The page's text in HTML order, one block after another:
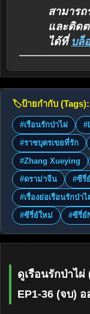
สามาร
และติดต
ได้ที่ บล็
🏷️ป้ายกำกับ (Tags):
#เรือนรักป่าไผ่
#ราชบุตรเขยที่รัก
#Zhang Xueying
#ดราม่าจีน
#ซีรี่
#เรื่องย่อเรือนรักป่าไ
#ซีรี่ย์ใหม่
#ซีรี่ย์
ดูเรือนรักป่าไ
EP1-36 (จบ)